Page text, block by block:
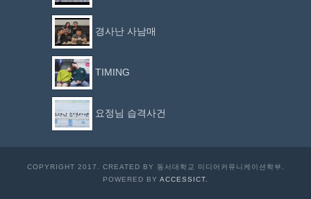
경사난 사남매
TIMING
요정님 습격사건
COPYRIGHT 2017. CREATED BY 동서대학교 미디어커뮤니케이션학부.
POWERED BY ACCESSICT.